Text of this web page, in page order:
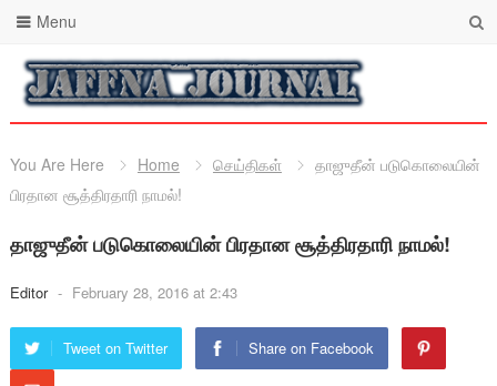
Menu
You Are Here Home செய்திகள்
தாஜுதீன் படுகொலையின்
பிரதான சூத்திரதாரி நாமல்!
தாஜுதீன் படுகொலையின் பிரதான சூத்திரதாரி நாமல்!
Editor - February 28, 2016 at 2:43
Tweet on Twitter Share on Facebook